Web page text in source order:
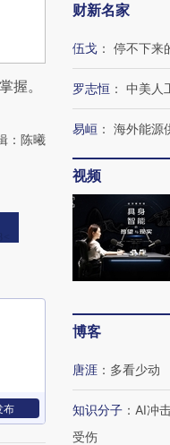
握。
：陈曦
布
财新名家
伍戈 ： 停不下来
罗志恒 ： 中美人
易峘 ： 海外能源
视频
博客
唐涯 ： 多看少动
知识分子 ： AI冲
受伤